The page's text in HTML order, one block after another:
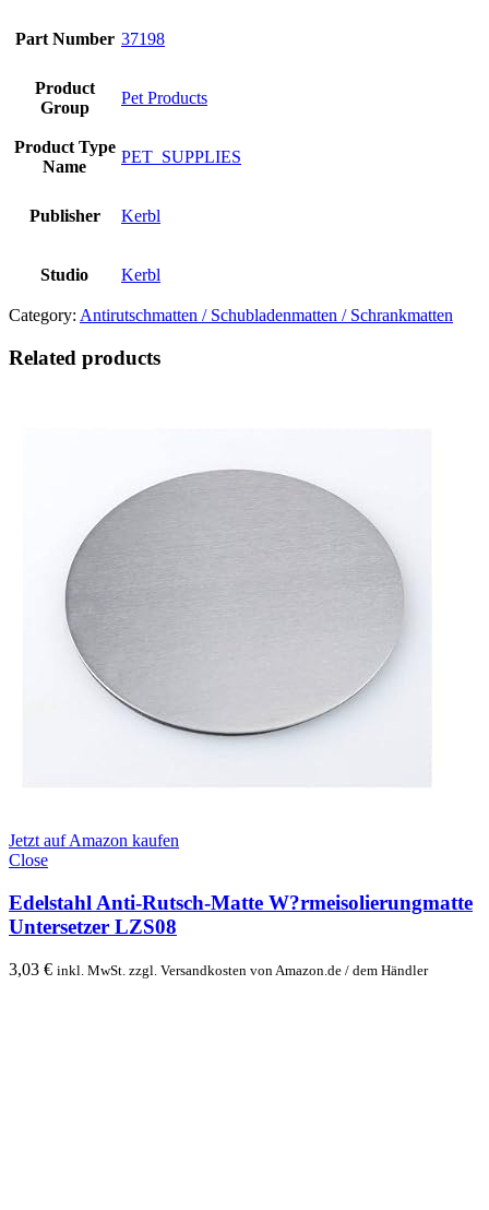
Part Number 37198
Product
Group
Pet Products
Product Type
Name
PET_SUPPLIES
Publisher Kerbl
Studio Kerbl
Category: Antirutschmatten / Schubladenmatten / Schrankmatten
Related products
Jetzt auf Amazon kaufen
Close
Edelstahl Anti-Rutsch-Matte W?rmeisolierungmatte
Untersetzer LZS08
3,03 € inkl. MwSt. zzgl. Versandkosten von Amazon.de / dem Händler